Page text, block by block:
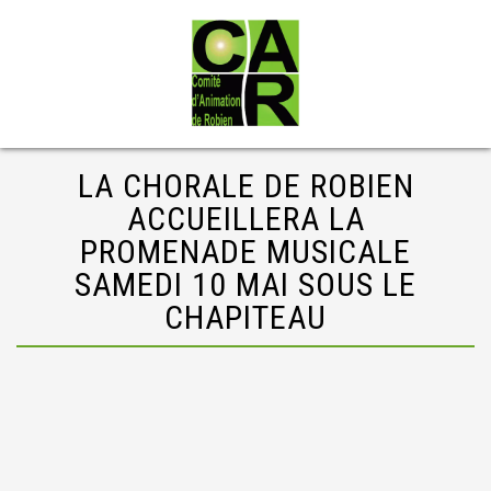
LA CHORALE DE ROBIEN
ACCUEILLERA LA
PROMENADE MUSICALE
SAMEDI 10 MAI SOUS LE
CHAPITEAU